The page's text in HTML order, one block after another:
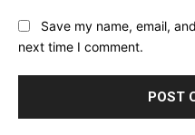
Save my name, email,
next time I comment.